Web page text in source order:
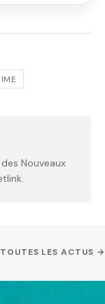
Nouveaux
TOUTES LES ACTUS →